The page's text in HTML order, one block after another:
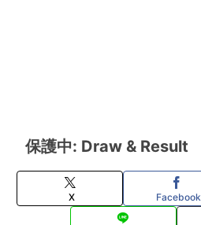
保護中: Draw & Result
X Facebook